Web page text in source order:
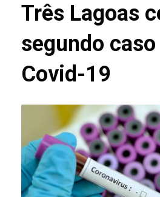
Três Lagoas
segundo caso
Covid-19